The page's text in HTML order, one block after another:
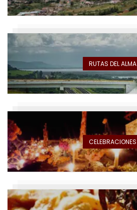
RUTAS DEL ALMA
CELEBRACIONES